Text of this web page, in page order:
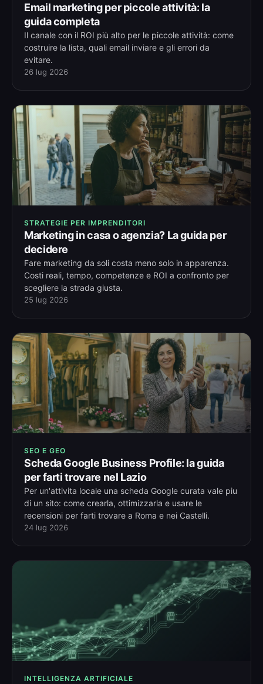
Email marketing per piccole attività: la
guida completa
Il canale con il ROI più alto per le piccole attività: come
costruire la lista, quali email inviare e gli errori da
evitare.
26 lug 2026
STRATEGIE PER IMPRENDITORI
Marketing in casa o agenzia? La guida per
decidere
Fare marketing da soli costa meno solo in apparenza.
Costi reali, tempo, competenze e ROI a confronto per
scegliere la strada giusta.
25 lug 2026
SEO E GEO
Scheda Google Business Profile: la guida
per farti trovare nel Lazio
Per un'attivita locale una scheda Google curata vale piu
di un sito: come crearla, ottimizzarla e usare le
recensioni per farti trovare a Roma e nei Castelli.
24 lug 2026
INTELLIGENZA ARTIFICIALE